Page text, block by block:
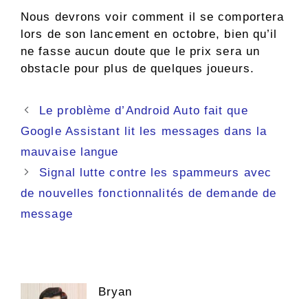
Nous devrons voir comment il se comportera
lors de son lancement en octobre, bien qu’il
ne fasse aucun doute que le prix sera un
obstacle pour plus de quelques joueurs.
Navigation
des
Le problème d’Android Auto fait que
Google Assistant lit les messages dans la
mauvaise langue
Signal lutte contre les spammeurs avec
de nouvelles fonctionnalités de demande de
message
Bryan